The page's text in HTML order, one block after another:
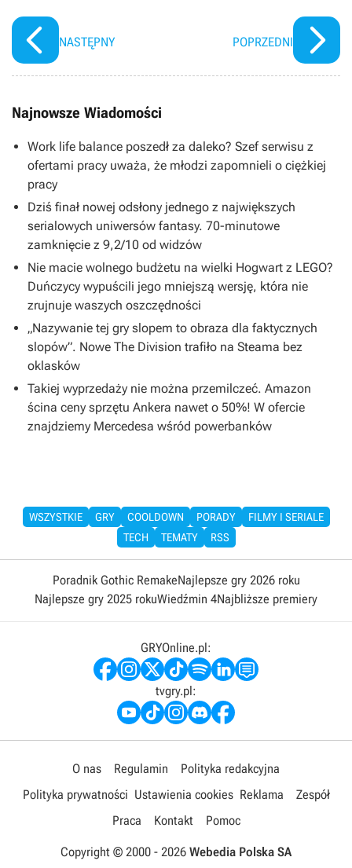
NASTĘPNY POPRZEDNI
Najnowsze Wiadomości
Work life balance poszedł za daleko? Szef serwisu z
ofertami pracy uważa, że młodzi zapomnieli o ciężkiej
pracy
Dziś finał nowej odsłony jednego z największych
serialowych uniwersów fantasy. 70-minutowe
zamknięcie z 9,2/10 od widzów
Nie macie wolnego budżetu na wielki Hogwart z LEGO?
Duńczycy wypuścili jego mniejszą wersję, która nie
zrujnuje waszych oszczędności
„Nazywanie tej gry slopem to obraza dla faktycznych
slopów”. Nowe The Division trafiło na Steama bez
oklasków
Takiej wyprzedaży nie można przemilczeć. Amazon
ścina ceny sprzętu Ankera nawet o 50%! W ofercie
znajdziemy Mercedesa wśród powerbanków
WSZYSTKIE GRY COOLDOWN PORADY
FILMY I SERIALE
TECH
TEMATY RSS
Poradnik Gothic RemakeNajlepsze gry 2026 roku
Najlepsze gry 2025 rokuWiedźmin 4Najbliższe premiery
GRYOnline.pl:
tvgry.pl:
O nas Regulamin
Polityka redakcyjna
Polityka prywatności Ustawienia cookies Reklama
Zespół
Praca
Kontakt Pomoc
Copyright © 2000 - 2026 Webedia Polska SA